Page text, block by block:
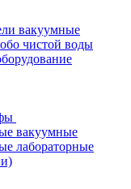
вакуумные
чистой воды
вакуумные
лабораторные